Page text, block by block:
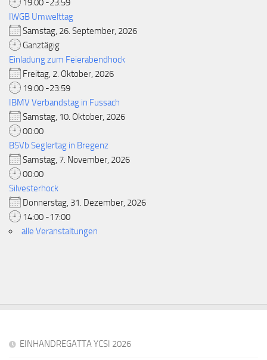
19:00 -23:59
IWGB Umwelttag
Samstag, 26. September, 2026
Ganztägig
Einladung zum Feierabendhock
Freitag, 2. Oktober, 2026
19:00 -23:59
IBMV Verbandstag in Fussach
Samstag, 10. Oktober, 2026
00:00
BSVb Seglertag in Bregenz
Samstag, 7. November, 2026
00:00
Silvesterhock
Donnerstag, 31. Dezember, 2026
14:00 -17:00
alle Veranstaltungen
EINHANDREGATTA YCSI 2026